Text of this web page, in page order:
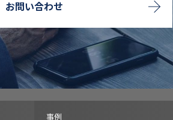
お問い合わせ
事例